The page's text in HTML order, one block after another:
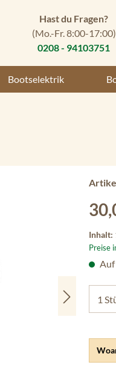
Hast du Fragen?
(Mo.-Fr. 8:00-17:00)
0208 - 94103751
Bootselektrik
Inhalt:
Preise
Auf